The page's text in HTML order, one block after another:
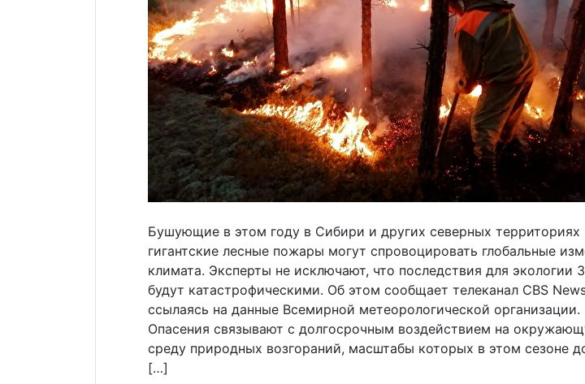
Бушующие в этом году в Сибири и других северных территориях
гигантские лесные пожары могут спровоцировать глобальные
климата. Эксперты не исключают, что последствия для экологии
будут катастрофическими. Об этом сообщает телеканал CBS
ссылаясь на данные Всемирной метеорологической организации.
Опасения связывают с долгосрочным воздействием на
среду природных возгораний, масштабы которых в этом сезоне
[…]